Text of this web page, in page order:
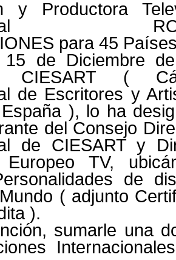
y Productora
para 45
15 de Diciembre
(
de Escritores y
), lo ha
del Consejo
de CIESART y
TV,
de
( adjunto
).
sumarle una